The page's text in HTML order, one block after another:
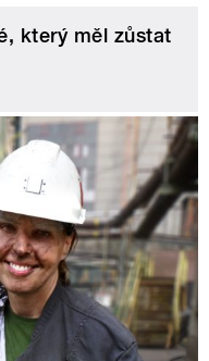
který měl zůstat